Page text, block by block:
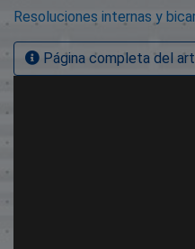
Resoluciones internas y
Página completa del